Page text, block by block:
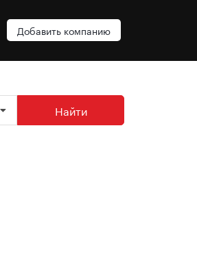
Добавить компанию
Найти